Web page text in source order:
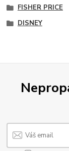
FISHER PRICE
DISNEY